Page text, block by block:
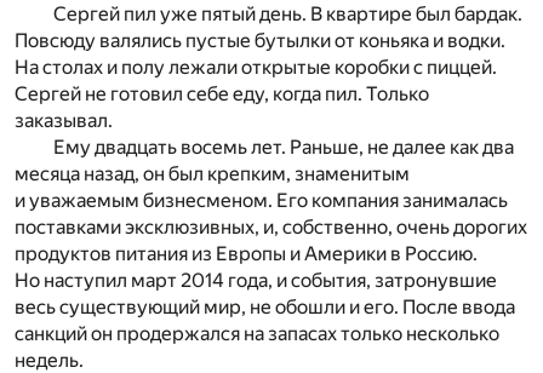
Сергей пил уже пятый день. В квартире был бардак.
Повсюду валялись пустые бутылки от коньяка и водки.
На столах и полу лежали открытые коробки с пиццей.
Сергей не готовил себе еду, когда пил. Только
заказывал.
Ему двадцать восемь лет. Раньше, не далее как два
месяца назад, он был крепким, знаменитым
и уважаемым бизнесменом. Его компания занималась
поставками эксклюзивных, и, собственно, очень дорогих
продуктов питания из Европы и Америки в Россию.
Но наступил март 2014 года, и события, затронувшие
весь существующий мир, не обошли и его. После ввода
санкций он продержался на запасах только несколько
недель.